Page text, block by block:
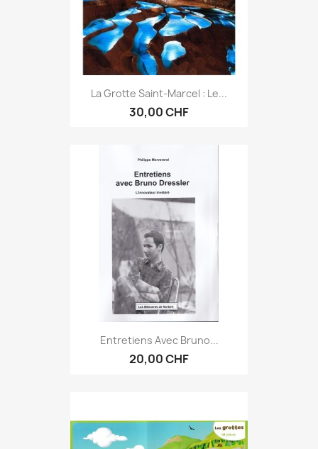
La Grotte Saint-Marcel : Le...
30,00 CHF
Entretiens Avec Bruno...
20,00 CHF